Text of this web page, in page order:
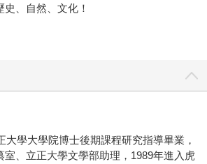
、自然、文化！
大學大學院博士後期課程研究指導畢業，
室、立正大學文學部助理，1989年進入虎